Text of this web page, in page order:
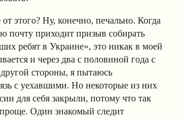
этого? Ну, конечно, печально. Когда
почту приходит призыв собирать
ребят в Украине», это никак в моей
и через два с половиной года с
стороны, я пытаюсь
с уехавшими. Но некоторые из них
для себя закрыли, потому что так
Один знакомый следит